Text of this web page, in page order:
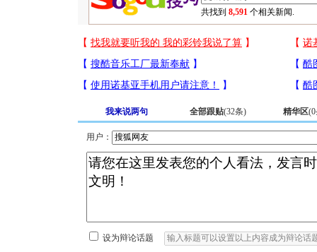
共找到 8,591 个相关新闻.
我来说两句 全部跟贴(32条) 精华区(0
用户：
设为辩论话题